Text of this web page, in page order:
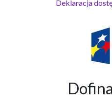
Deklaracja